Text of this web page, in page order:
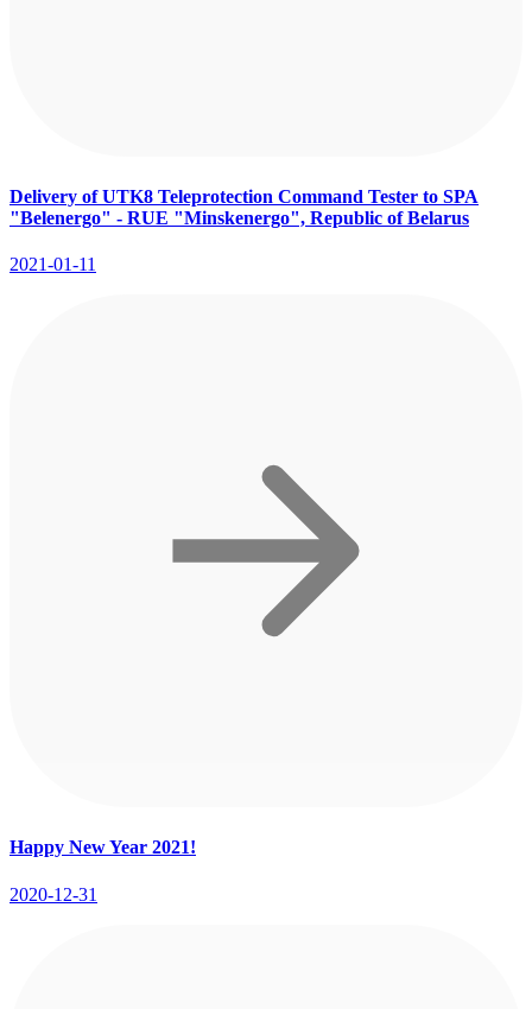
Delivery of UTK8 Teleprotection Command Tester to SPA
"Belenergo" - RUE "Minskenergo", Republic of Belarus
2021-01-11
Happy New Year 2021!
2020-12-31